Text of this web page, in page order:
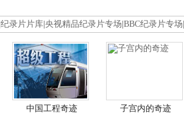
纪录片片库 央视精品纪录片专场 BBC纪录片专场
中国工程奇迹 子宫内的奇迹